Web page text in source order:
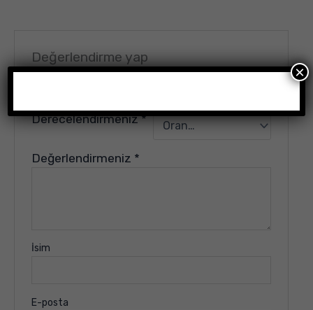
Değerlendirme yap
E-posta adresiniz yayınlanmayacak. Gerekli alanlar
Derecelendirmeniz*
Değerlendirmeniz *
İsim
E-posta
×